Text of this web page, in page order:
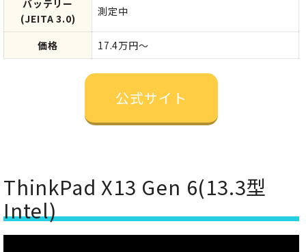
バッテリー
(JEITA 3.0)
測定中
価格 17.4万円～
公式サイト
ThinkPad X13 Gen 6(13.3型
Intel)